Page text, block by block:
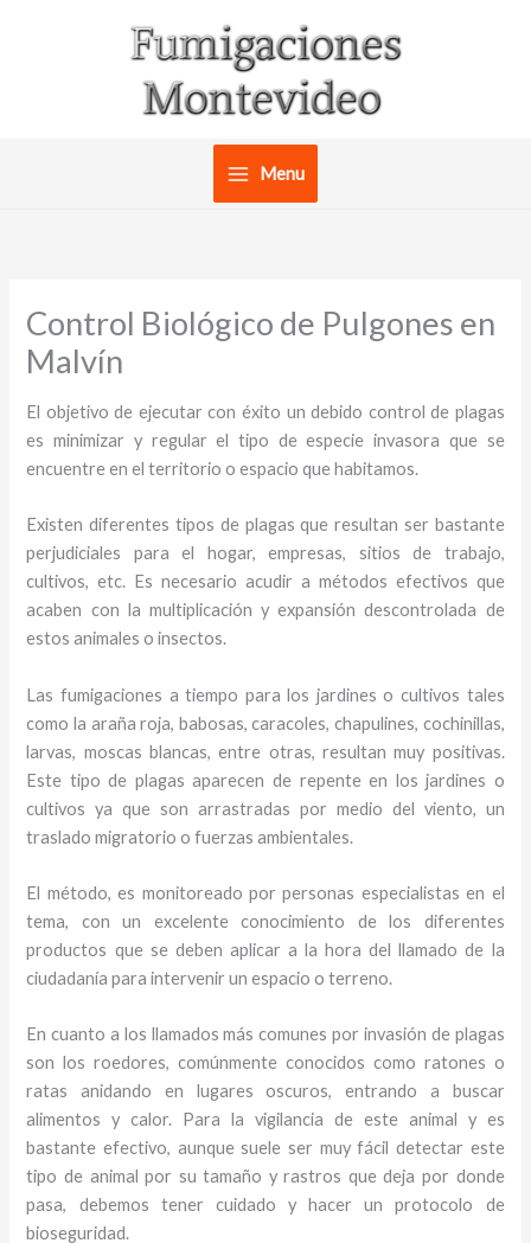
Menu
Control Biológico de Pulgones en
Malvín
El objetivo de ejecutar con éxito un debido control de plagas
es minimizar y regular el tipo de especie invasora que se
encuentre en el territorio o espacio que habitamos.
Existen diferentes tipos de plagas que resultan ser bastante
perjudiciales para el hogar, empresas, sitios de trabajo,
cultivos, etc. Es necesario acudir a métodos efectivos que
acaben con la multiplicación y expansión descontrolada de
estos animales o insectos.
Las fumigaciones a tiempo para los jardines o cultivos tales
como la araña roja, babosas, caracoles, chapulines, cochinillas,
larvas, moscas blancas, entre otras, resultan muy positivas.
Este tipo de plagas aparecen de repente en los jardines o
cultivos ya que son arrastradas por medio del viento, un
traslado migratorio o fuerzas ambientales.
El método, es monitoreado por personas especialistas en el
tema, con un excelente conocimiento de los diferentes
productos que se deben aplicar a la hora del llamado de la
ciudadanía para intervenir un espacio o terreno.
En cuanto a los llamados más comunes por invasión de plagas
son los roedores, comúnmente conocidos como ratones o
ratas anidando en lugares oscuros, entrando a buscar
alimentos y calor. Para la vigilancia de este animal y es
bastante efectivo, aunque suele ser muy fácil detectar este
tipo de animal por su tamaño y rastros que deja por donde
pasa, debemos tener cuidado y hacer un protocolo de
bioseguridad.